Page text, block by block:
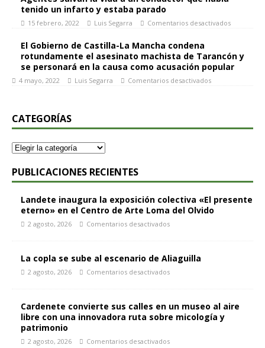
tenido un infarto y estaba parado
15 febrero, 2022 Luis Segarra Comentarios desactivados
El Gobierno de Castilla-La Mancha condena
rotundamente el asesinato machista de Tarancón y
se personará en la causa como acusación popular
4 mayo, 2022 Luis Segarra Comentarios desactivados
CATEGORÍAS
PUBLICACIONES RECIENTES
Landete inaugura la exposición colectiva «El presente
eterno» en el Centro de Arte Loma del Olvido
2 agosto, 2026 Comentarios desactivados
La copla se sube al escenario de Aliaguilla
2 agosto, 2026 Comentarios desactivados
Cardenete convierte sus calles en un museo al aire
libre con una innovadora ruta sobre micología y
patrimonio
2 agosto, 2026 Comentarios desactivados